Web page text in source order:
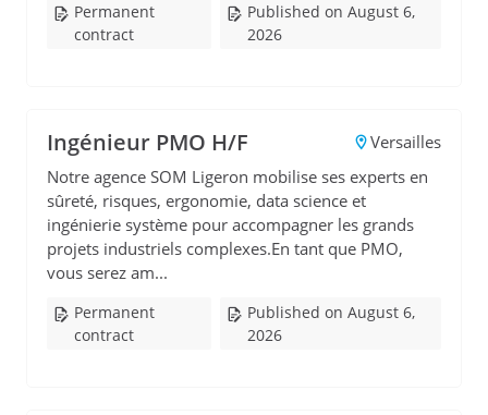
Permanent
contract
Published on August 6,
2026
Ingénieur PMO H/F
Versailles
Notre agence SOM Ligeron mobilise ses experts en
sûreté, risques, ergonomie, data science et
ingénierie système pour accompagner les grands
projets industriels complexes.En tant que PMO,
vous serez am...
Permanent
contract
Published on August 6,
2026